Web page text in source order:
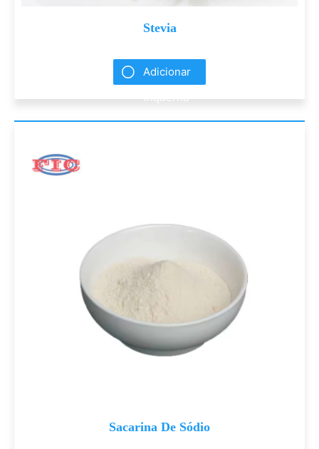
Stevia
Adicionar
inquérito
Sacarina De Sódio